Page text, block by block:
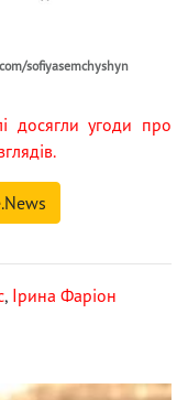
sofiyasemchyshyn
досягли угоди про
, Ірина Фаріон